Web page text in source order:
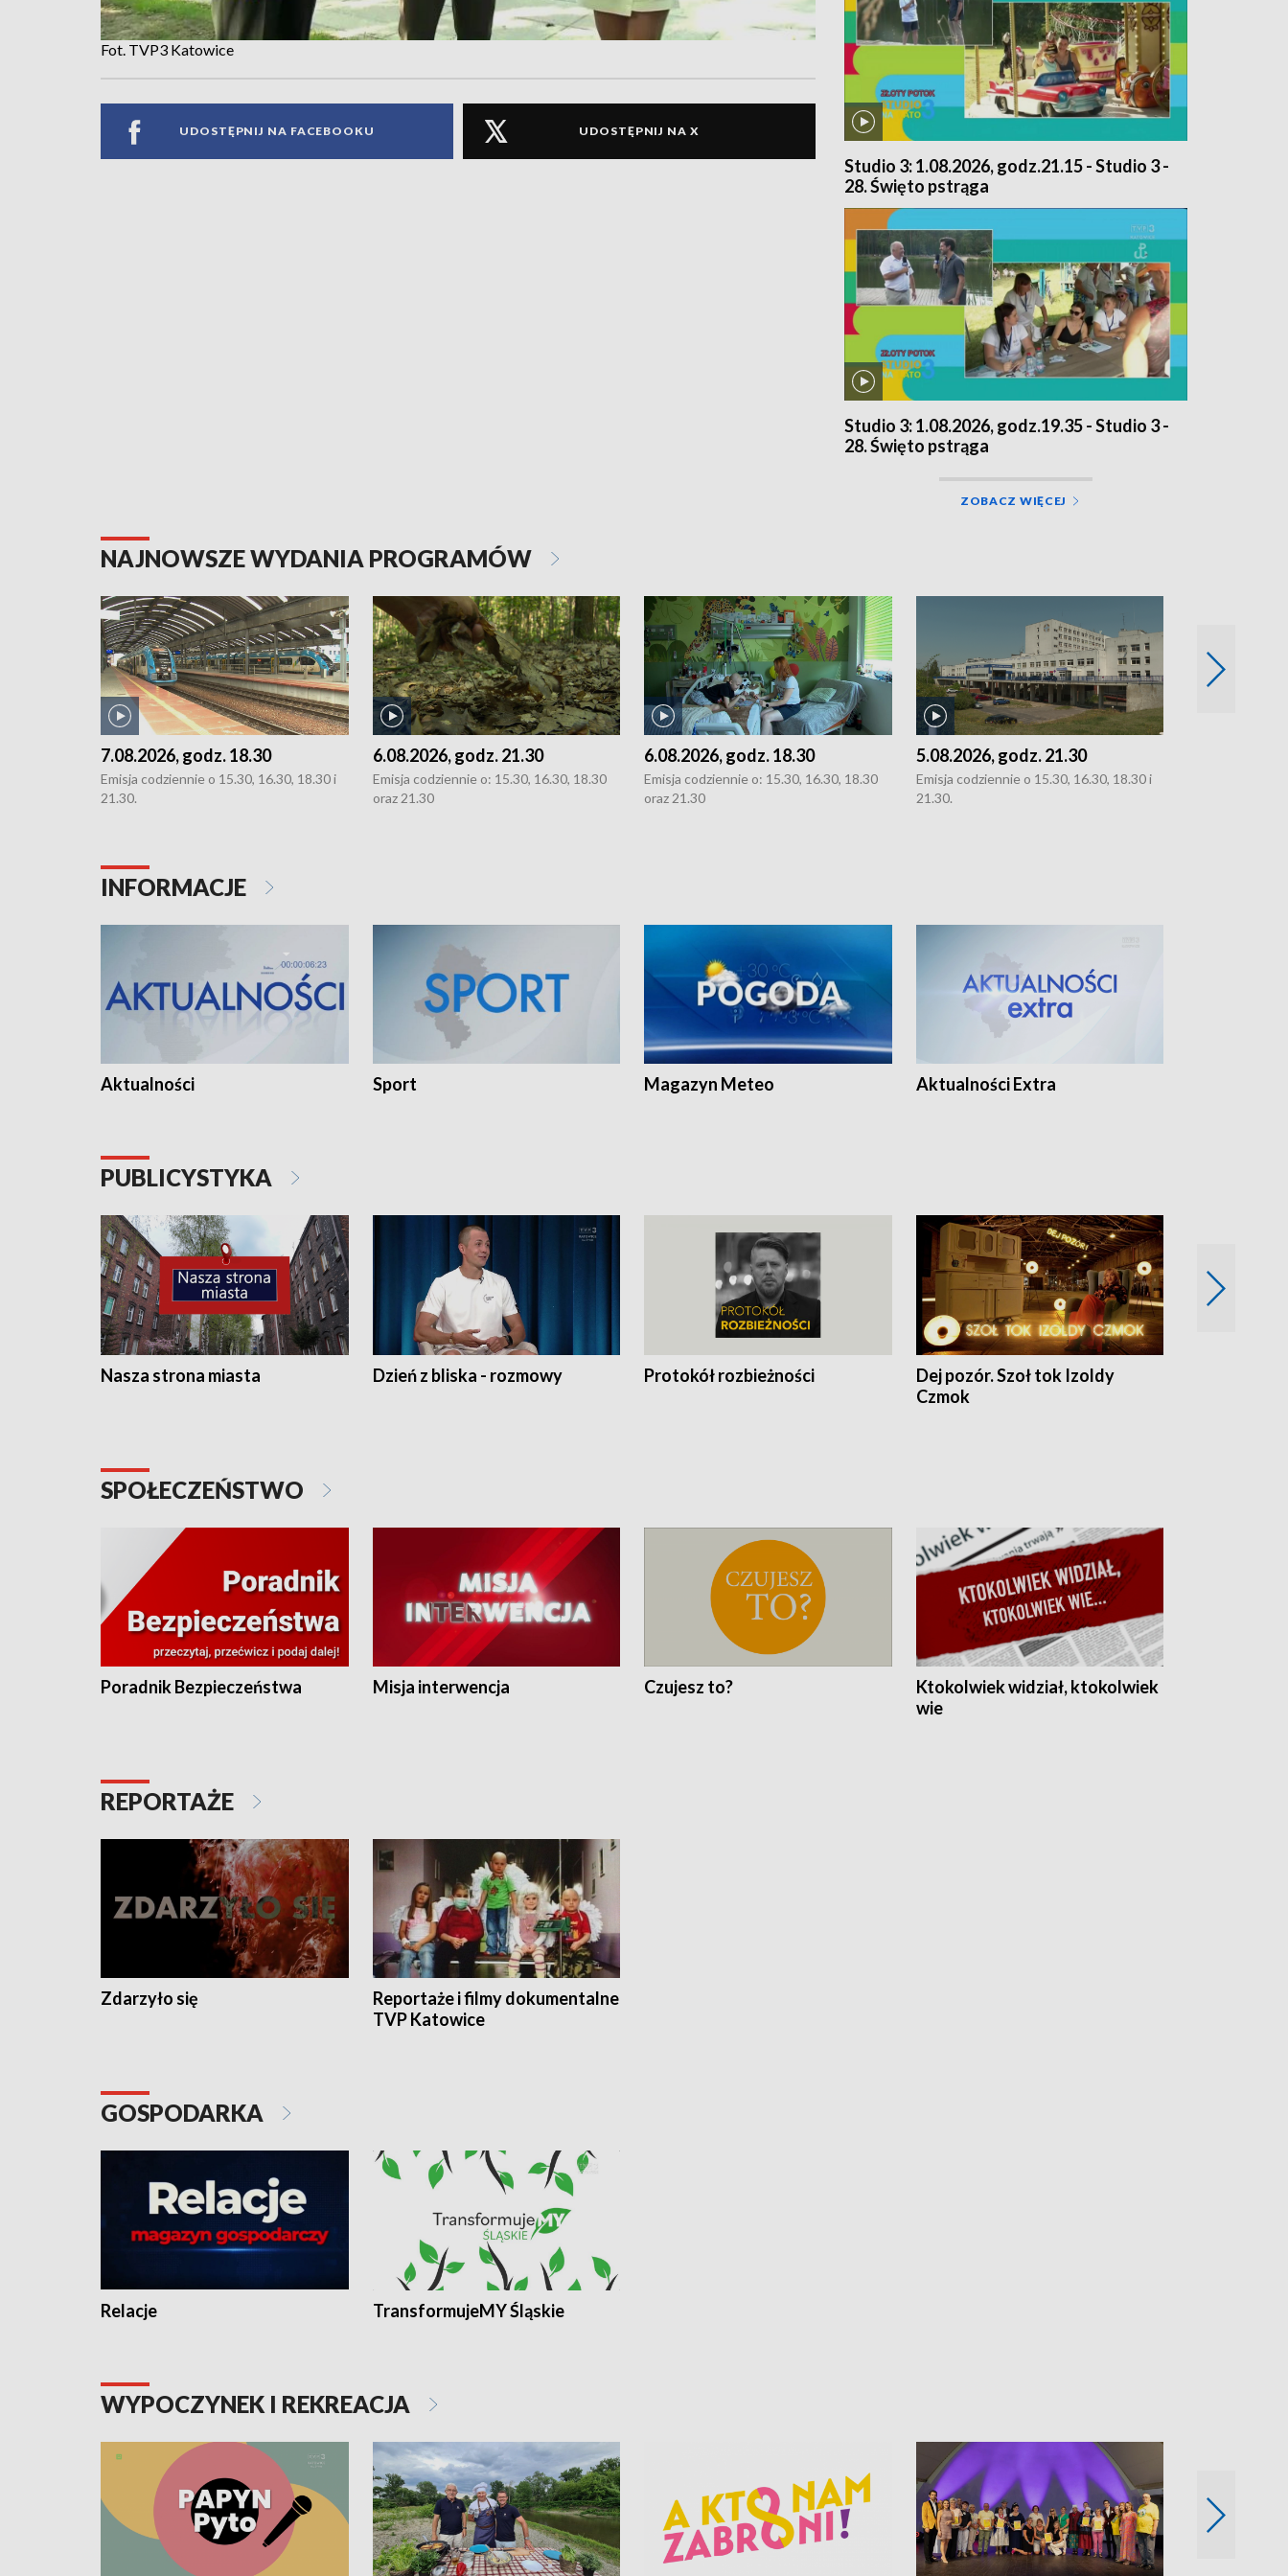
Fot. TVP3 Katowice
UDOSTĘPNIJ NA FACEBOOKU UDOSTĘPNIJ NA X
Studio 3: 1.08.2026, godz.21.15 - Studio 3 -
28. Święto pstrąga
Studio 3: 1.08.2026, godz.19.35 - Studio 3 -
28. Święto pstrąga
ZOBACZ WIĘCEJ
NAJNOWSZE WYDANIA PROGRAMÓW
7.08.2026, godz. 18.30
Emisja codziennie o 15.30, 16.30, 18.30 i
21.30.
6.08.2026, godz. 21.30
Emisja codziennie o: 15.30, 16.30, 18.30
oraz 21.30
6.08.2026, godz. 18.30
Emisja codziennie o: 15.30, 16.30, 18.30
oraz 21.30
5.08.2026, godz. 21.30
Emisja codziennie o 15.30, 16.30, 18.30 i
21.30.
INFORMACJE
Aktualności Sport Magazyn Meteo Aktualności Extra
PUBLICYSTYKA
Nasza strona miasta Dzień z bliska - rozmowy Protokół rozbieżności
Dej pozór. Szoł tok Izoldy
Czmok
SPOŁECZEŃSTWO
Poradnik Bezpieczeństwa Misja interwencja Czujesz to?
Ktokolwiek widział, ktokolwiek
wie
REPORTAŻE
Zdarzyło się
Reportaże i filmy dokumentalne
TVP Katowice
GOSPODARKA
Relacje TransformujeMY Śląskie
WYPOCZYNEK I REKREACJA